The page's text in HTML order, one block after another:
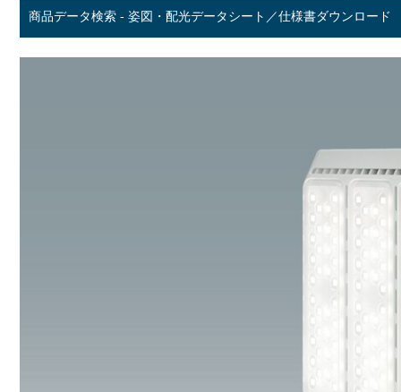
商品データ検索 - 姿図・配光データシート／仕様書ダウンロード